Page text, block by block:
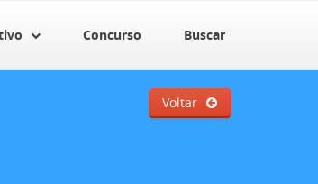
Concurso Buscar
Voltar